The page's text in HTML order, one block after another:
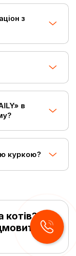
з
в
куркою?
котів?